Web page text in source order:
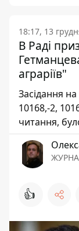
18:17, 13
В Раді
аграріїв"
Засідання
10168,-2,
читання,
👍